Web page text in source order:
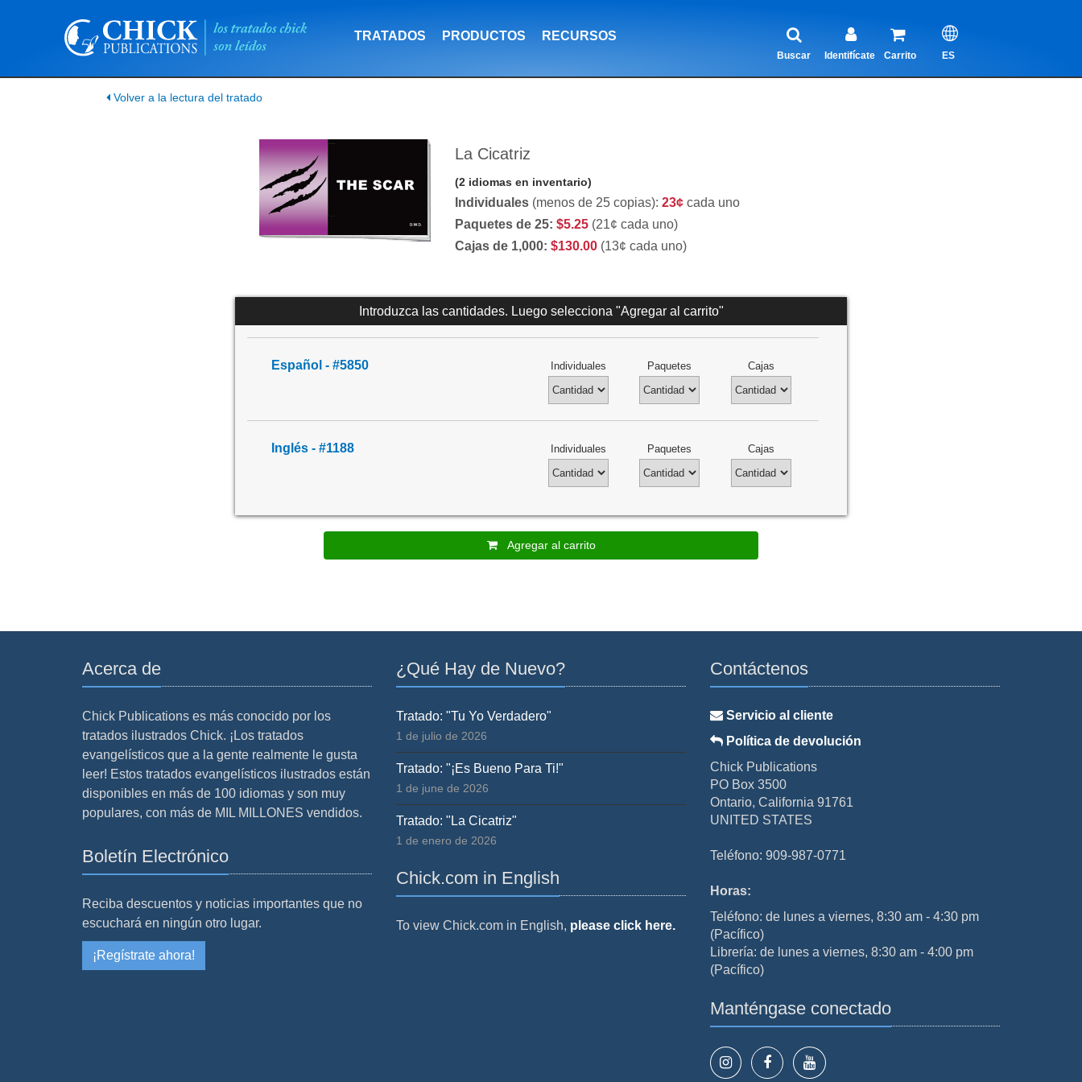
TRATADOS PRODUCTOS RECURSOS
Buscar Identifícate Carrito ES
Volver a la lectura del tratado
La Cicatriz
(2 idiomas en inventario)
Individuales (menos de 25 copias):23¢ cada uno
Paquetes de 25: $5.25 (21¢ cada uno)
Cajas de 1,000: $130.00 (13¢ cada uno)
Introduzca las cantidades. Luego selecciona "Agregar al carrito"
Español - #5850 Individuales Paquetes Cajas
Inglés - #1188 Individuales Paquetes Cajas
Agregar al carrito
Acerca de
Chick Publications es más conocido por los
tratados ilustrados Chick. ¡Los tratados
evangelísticos que a la gente realmente le gusta
leer! Estos tratados evangelísticos ilustrados están
disponibles en más de 100 idiomas y son muy
populares, con más de MIL MILLONES vendidos.
Boletín Electrónico
Reciba descuentos y noticias importantes que no
escuchará en ningún otro lugar.
¡Regístrate ahora!
¿Qué Hay de Nuevo?
Tratado: "Tu Yo Verdadero"
1 de julio de 2026
Tratado: "¡Es Bueno Para Ti!"
1 de june de 2026
Tratado: "La Cicatriz"
1 de enero de 2026
Chick.com in English
To view Chick.com in English, please click here.
Contáctenos
Servicio al cliente
Política de devolución
Chick Publications
PO Box 3500
Ontario, California 91761
UNITED STATES
Teléfono: 909-987-0771
Horas:
Teléfono: de lunes a viernes, 8:30 am - 4:30 pm
(Pacífico)
Librería: de lunes a viernes, 8:30 am - 4:00 pm
(Pacífico)
Manténgase conectado